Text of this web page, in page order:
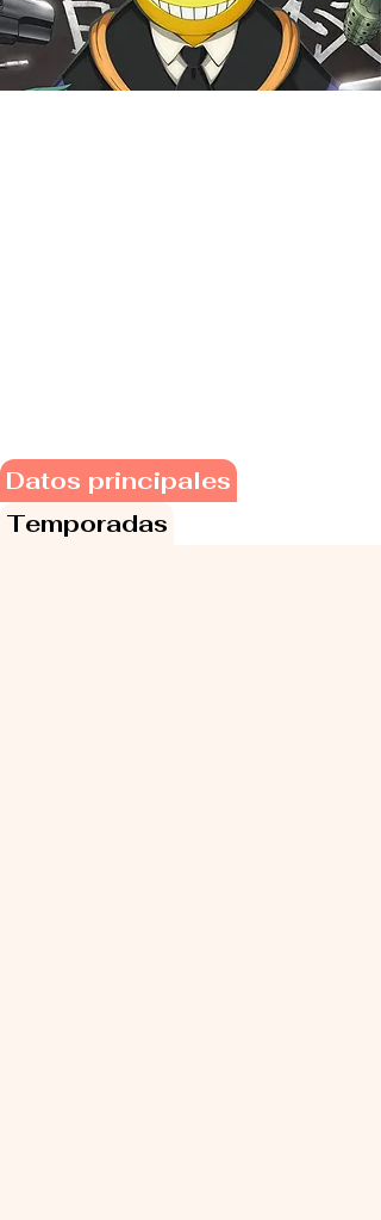
Datos principales
Temporadas